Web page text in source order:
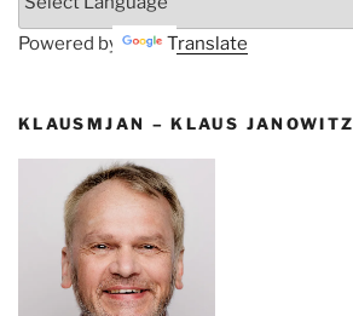
Powered by Translate
KLAUSMJAN – KLAUS JANOWITZ